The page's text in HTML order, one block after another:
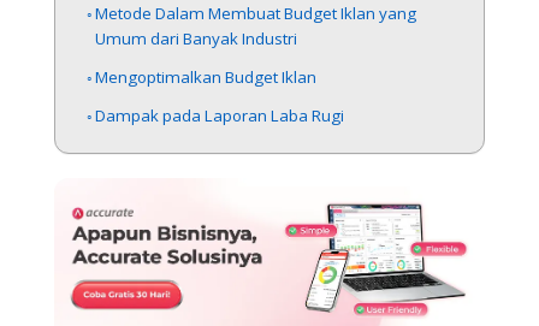
Metode Dalam Membuat Budget Iklan yang
Umum dari Banyak Industri
Mengoptimalkan Budget Iklan
Dampak pada Laporan Laba Rugi